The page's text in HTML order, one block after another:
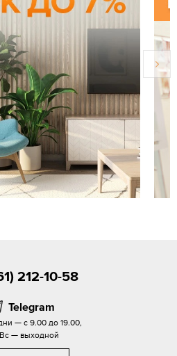
212-10-58
Telegram
— с 9.00 до 19.00,
— выходной